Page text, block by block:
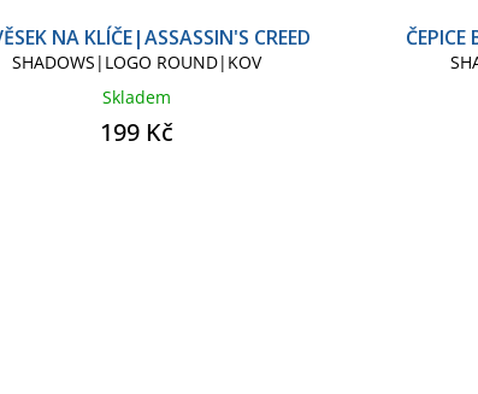
NA KLÍČE|ASSASSIN'S CREED
SHADOWS|LOGO ROUND|KOV
Skladem
199 Kč